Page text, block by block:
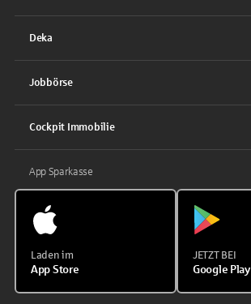
Deka
Jobbörse
Cockpit Immobilie
App Sparkasse
Laden im
App Store
JETZT BEI
Google Play